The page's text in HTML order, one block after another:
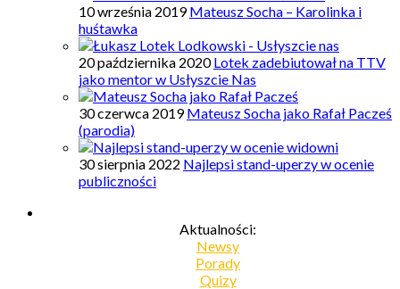
10 września 2019 Mateusz Socha – Karolinka i
huśtawka
20 października 2020 Lotek zadebiutował na TTV
jako mentor w Usłyszcie Nas
30 czerwca 2019 Mateusz Socha jako Rafał Pacześ
(parodia)
30 sierpnia 2022 Najlepsi stand-uperzy w ocenie
publiczności
Aktualności:
Newsy
Porady
Quizy